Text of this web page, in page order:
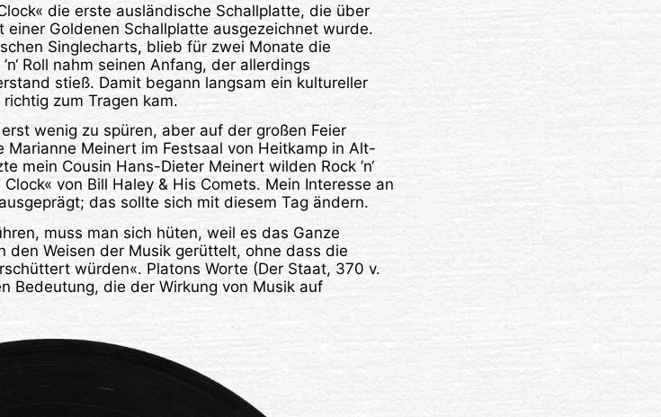
die erste ausländische Schallplatte, die über
Goldenen Schallplatte ausgezeichnet wurde.
Singlecharts, blieb für zwei Monate die
Roll nahm seinen Anfang, der allerdings
stieß. Damit begann langsam ein kultureller
zum Tragen kam.
wenig zu spüren, aber auf der großen Feier
Marianne Meinert im Festsaal von Heitkamp in Alt-
mein Cousin Hans-Dieter Meinert wilden Rock ’n‘
von Bill Haley & His Comets. Mein Interesse an
das sollte sich mit diesem Tag ändern.
muss man sich hüten, weil es das Ganze
Weisen der Musik gerüttelt, ohne dass die
würden«. Platons Worte (Der Staat, 370 v.
Bedeutung, die der Wirkung von Musik auf